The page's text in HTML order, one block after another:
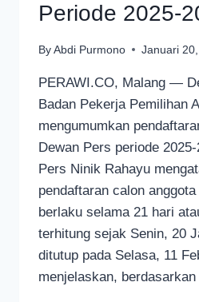
Periode 2025-
By Abdi Purmono Januari
PERAWI.CO, Malang —
Badan Pekerja Pemilihan
mengumumkan
Dewan Pers periode
Pers Ninik Rahayu
pendaftaran calon
berlaku selama 21 hari
terhitung sejak Senin, 20
ditutup pada Selasa, 11
menjelaskan,